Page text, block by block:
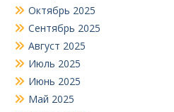
Октябрь 2025
Сентябрь 2025
Август 2025
Июль 2025
Июнь 2025
Май 2025